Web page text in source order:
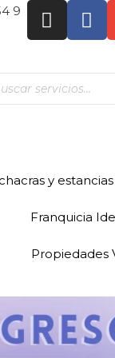
9
y
Franquicia
Propiedades